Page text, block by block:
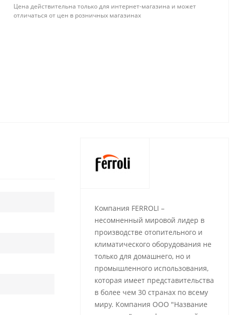
Цена действительна только для интернет-магазина и может
отличаться от цен в розничных магазинах
Компания FERROLI –
несомненный мировой лидер в
производстве отопительного и
климатического оборудования не
только для домашнего, но и
промышленного использования,
которая имеет представительства
в более чем 30 странах по всему
миру. Компания ООО "Название